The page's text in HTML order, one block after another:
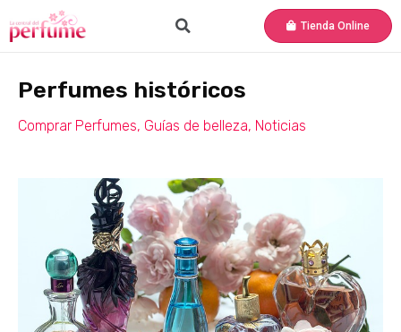
Tienda Online
Perfumes históricos
Comprar Perfumes, Guías de belleza, Noticias